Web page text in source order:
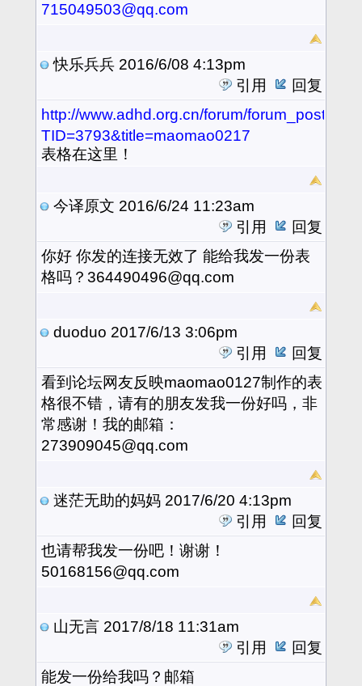
715049503@qq.com
快乐兵兵 2016/6/08 4:13pm
引用
回复
http://www.adhd.org.cn/forum/
TID=3793&title=maomao0217
表格在这里！
今译原文 2016/6/24 11:23am
引用
回复
你好 你发的连接无效了 能给我发一份表
格吗？364490496@qq.com
duoduo 2017/6/13 3:06pm
引用
回复
看到论坛网友反映maomao0127制作的表
格很不错，请有的朋友发我一份好吗，非
常感谢！我的邮箱：
273909045@qq.com
迷茫无助的妈妈 2017/6/20 4:13pm
引用
回复
也请帮我发一份吧！谢谢！
50168156@qq.com
山无言 2017/8/18 11:31am
引用
回复
能发一份给我吗？邮箱